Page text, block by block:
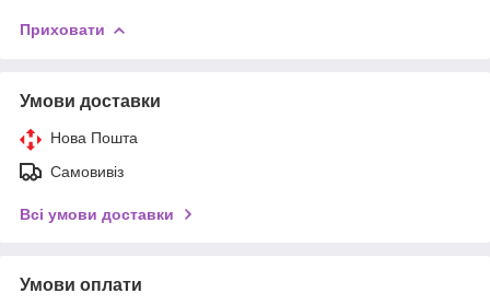
Приховати
Умови доставки
Нова Пошта
Самовивіз
Всі умови доставки
Умови оплати